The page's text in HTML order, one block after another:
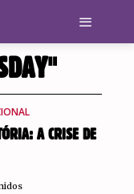
A CRISE DE